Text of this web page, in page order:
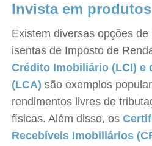
Invista em
Existem diversas opções
isentas de Imposto de
Crédito Imobiliário (LCI) e
(LCA) são exemplos
rendimentos livres de
físicas. Além disso, os
Recebíveis Imobiliários